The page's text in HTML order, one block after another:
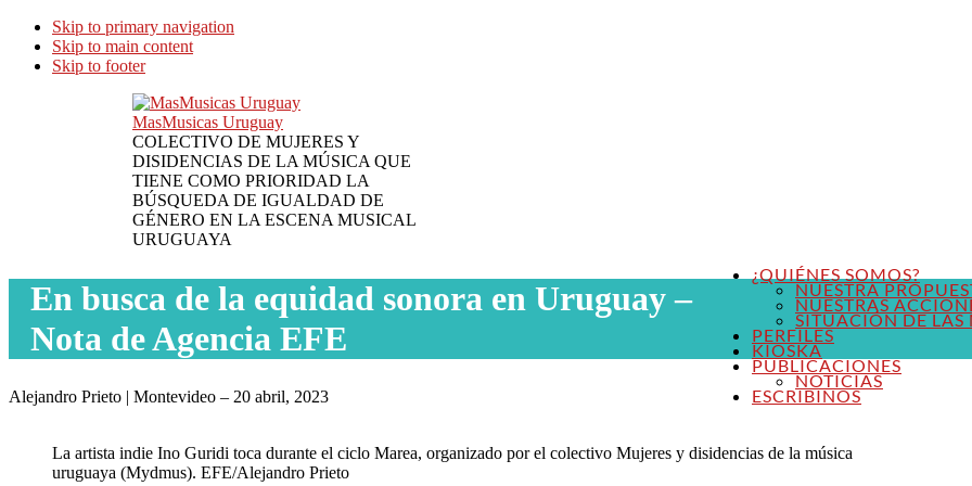
Skip to primary navigation
Skip to main content
Skip to footer
MasMusicas Uruguay
COLECTIVO DE MUJERES Y
DISIDENCIAS DE LA MÚSICA QUE
TIENE COMO PRIORIDAD LA
BÚSQUEDA DE IGUALDAD DE
GÉNERO EN LA ESCENA MUSICAL
URUGUAYA
¿QUIÉNES SOMOS?
NUESTRA
NUESTRAS
SITUACIÓN DE LAS
PERFILES
KIOSKA
PUBLICACIONES
NOTICIAS
ESCRIBINOS
En busca de la equidad sonora en Uruguay –
Nota de Agencia EFE
Alejandro Prieto | Montevideo – 20 abril, 2023
La artista indie Ino Guridi toca durante el ciclo Marea, organizado por el colectivo Mujeres y disidencias de la música
uruguaya (Mydmus). EFE/Alejandro Prieto